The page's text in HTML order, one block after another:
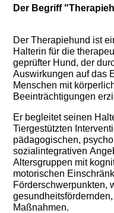
Der Begriff
Der Therapiehund ist
Halterin für die
geprüfter Hund, der
Auswirkungen auf das
Menschen mit
Beeinträchtigungen
Er begleitet seinen
Tiergestützten
pädagogischen,
sozialintegrativen
Altersgruppen mit
motorischen
Förderschwerpunkten,
Maßnahmen.